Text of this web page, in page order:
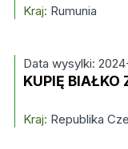
Kraj: Rumunia
Data wysylki:
KUPIĘ BIAŁKO
Kraj: Republika